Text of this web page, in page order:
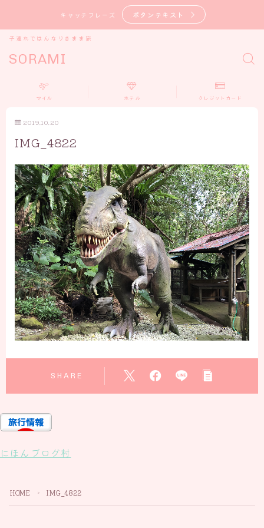
キャッチフレーズ ボタンテキスト
SORAMI
子連れではんなりきまま旅
マイル ホテル クレジットカード
2019.10.20
IMG_4822
SHARE
にほんブログ村
HOME ＞ IMG_4822